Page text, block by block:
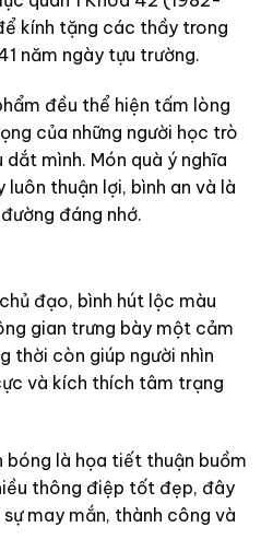
kính tặng các thầy trong
năm ngày tựu trường.
đều thể hiện tấm lòng
của những người học trò
mình. Món quà ý nghĩa
thuận lợi, bình an và là
đáng nhớ.
đạo, bình hút lộc màu
gian trưng bày một cảm
thời còn giúp người nhìn
và kích thích tâm trạng
bóng là họa tiết thuận buồm
thông điệp tốt đẹp, đây
may mắn, thành công và